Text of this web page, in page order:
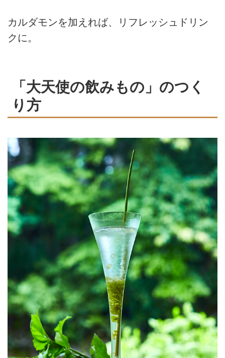
カルダモンを加えれば、リフレッシュドリン
クに。
「大天使の飲みもの」のつく
り方